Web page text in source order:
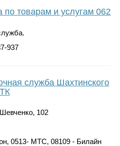
товарам и услугам 062
937
служба Шахтинского
102
0513- МТС, 08109 - Билайн